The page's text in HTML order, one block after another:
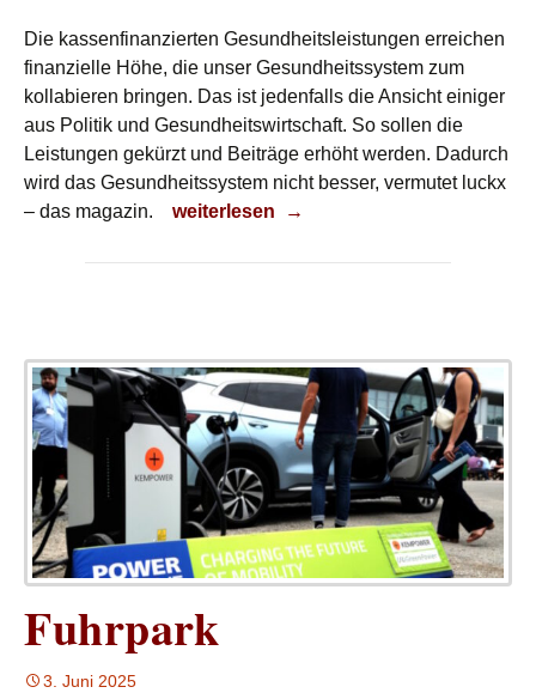
Die kassenfinanzierten Gesundheitsleistungen erreichen
finanzielle Höhe, die unser Gesundheitssystem zum
kollabieren bringen. Das ist jedenfalls die Ansicht einiger
aus Politik und Gesundheitswirtschaft. So sollen die
Leistungen gekürzt und Beiträge erhöht werden. Dadurch
wird das Gesundheitssystem nicht besser, vermutet luckx
– das magazin.
Hype in der Gesundheitsbranche
weiterlesen →
Fuhrpark
3. Juni 2025